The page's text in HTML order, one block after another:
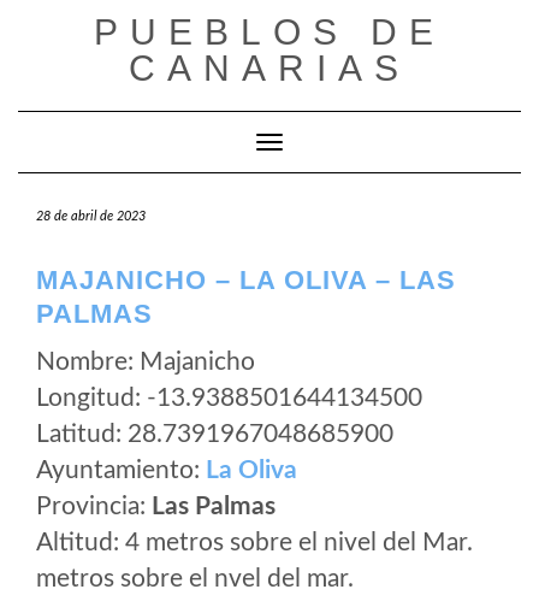
PUEBLOS DE
CANARIAS
Cambiar modo de navegación
28 de abril de 2023
MAJANICHO – LA OLIVA – LAS
PALMAS
Nombre: Majanicho
Longitud: -13.9388501644134500
Latitud: 28.7391967048685900
Ayuntamiento: La Oliva
Provincia: Las Palmas
Altitud: 4 metros sobre el nivel del Mar.
metros sobre el nvel del mar.